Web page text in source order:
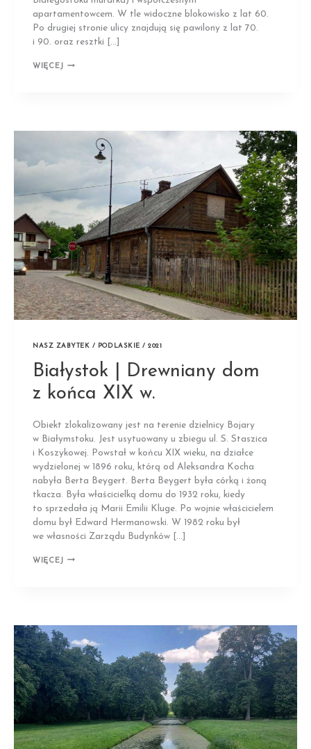
apartamentowcem. W tle widoczne blokowisko z lat 60.
Po drugiej stronie ulicy znajdują się pawilony z lat 70.
i 90. oraz resztki […]
WIĘCEJ BIAŁYSTOK
NASZ ZABYTEK / PODLASKIE / 2021
Białystok | Drewniany dom
z końca XIX w.
Obiekt zlokalizowany jest na terenie dzielnicy Bojary
w Białymstoku. Jest usytuowany u zbiegu ul. S. Staszica
i Koszykowej. Powstał w końcu XIX wieku, na działce
wydzielonej w 1896 roku, którą od Aleksandra Kocha
nabyła Berta Beygert. Berta Beygert była córką i żoną
tkacza. Była właścicielką domu do 1932 roku, kiedy
to sprzedała ją Marii Emilii Kluge. Po wojnie właścicielem
domu był Edward Hermanowski. W 1982 roku był
we własności Zarządu Budynków […]
WIĘCEJ BIAŁYSTOK
W.